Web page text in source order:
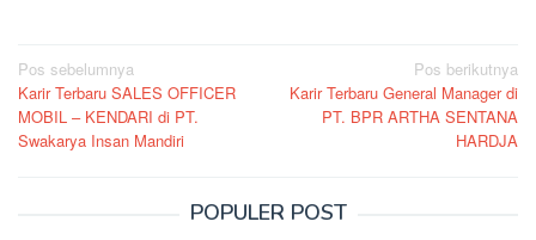
Navigasi
pos
Pos sebelumnya
Karir Terbaru SALES OFFICER
MOBIL – KENDARI di PT.
Swakarya Insan Mandiri
Pos berikutnya
Karir Terbaru General Manager di
PT. BPR ARTHA SENTANA
HARDJA
POPULER POST